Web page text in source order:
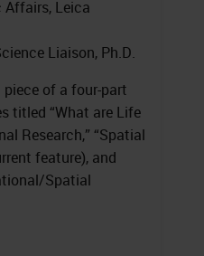
Leica
Liaison, Ph.D.
of a four-part
titled “What are Life
Research,” “Spatial
feature), and
Spatial